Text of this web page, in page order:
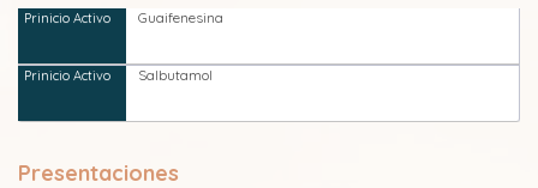
Guaifenesina
Salbutamol
Presentaciones